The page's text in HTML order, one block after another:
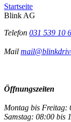
Startseite
Blink AG
Telefon 031 539 10
Mail
Öffnungszeiten
Montag bis Freitag:
Samstag: 08:00 bis